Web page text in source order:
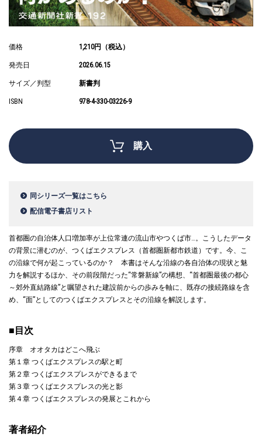
価格 1,210円（税込）
発売日 2026.06.15
サイズ／判型 新書判
ISBN 978-4-330-03226-9
購入
同シリーズ一覧はこちら
配信電子書店リスト
首都圏の自治体人口増加率が上位常連の流山市やつくば市…。こうしたデータ
の背景に潜むのが、つくばエクスプレス（首都圏新都市鉄道）です。今、こ
の沿線で何が起こっているのか？ 本書はそんな沿線の各自治体の現状と魅
力を解説するほか、その前段階だった“常磐新線”の構想、“首都圏最後の都心
～郊外直結路線”と嘱望された建設前からの歩みを軸に、既存の接続路線を含
め、“面”としてのつくばエクスプレスとその沿線を解説します。
■目次
序章 オオタカはどこへ飛ぶ
第１章 つくばエクスプレスの駅と町
第２章 つくばエクスプレスができるまで
第３章 つくばエクスプレスの光と影
第４章 つくばエクスプレスの発展とこれから
著者紹介